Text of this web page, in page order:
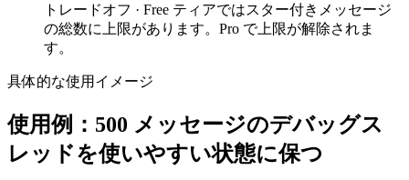
トレードオフ · Free ティアではスター付きメッセージ
の総数に上限があります。Pro で上限が解除されま
す。
具体的な使用イメージ
使用例：500 メッセージのデバッグス
レッドを使いやすい状態に保つ